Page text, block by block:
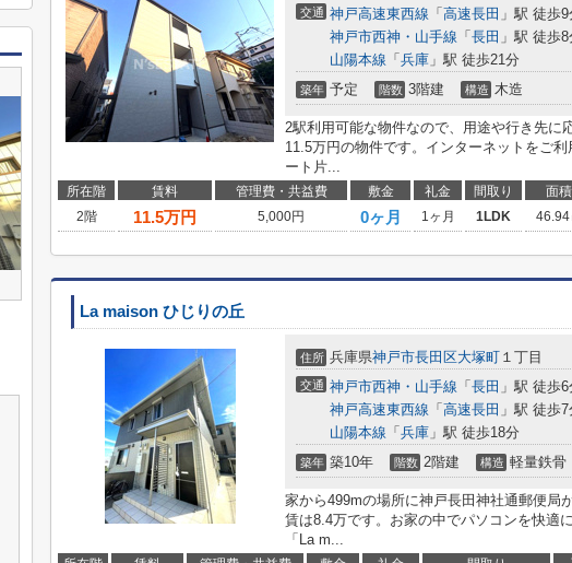
交通 神戸高速東西線 「 高速長田 」駅 徒歩9
神戸市西神・山手線 「 長田 」駅 徒歩8
山陽本線 「 兵庫 」駅 徒歩21分
築年 予定 階数 3階建 構造 木造
2駅利用可能な物件なので、用途や行き先に
11.5万円の物件です。インターネットをご
ート片...
所在階 賃料 管理費・共益費 敷金 礼金 間取り 面積
2階
11.5万円 5,000円 0ヶ月 1ヶ月 1LDK 46.94
La maison ひじりの丘
住所 兵庫県神戸市長田区大塚町 １丁目
交通 神戸市西神・山手線 「 長田 」駅 徒歩6
神戸高速東西線 「 高速長田 」駅 徒歩7
山陽本線 「 兵庫 」駅 徒歩18分
築年 築10年 階数 2階建 構造 軽量鉄骨
家から499mの場所に神戸長田神社通郵便局
賃は8.4万です。お家の中でパソコンを快適
「La m...